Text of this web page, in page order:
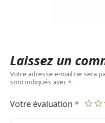
Laissez un
Votre adresse e-mail ne sera
sont indiqués avec
Votre évaluation